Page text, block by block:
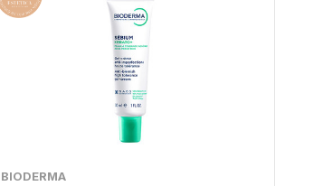
BIODERMA